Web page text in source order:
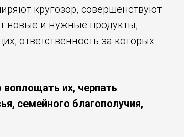
кругозор, совершенствуют
новые и нужные продукты,
ответственность за которых
их, черпать
семейного благополучия,